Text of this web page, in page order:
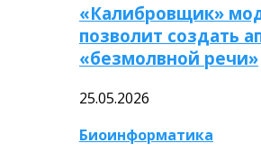
«Калибровщик»
позволит создать
«безмолвной речи»
25.05.2026
Биоинформатика